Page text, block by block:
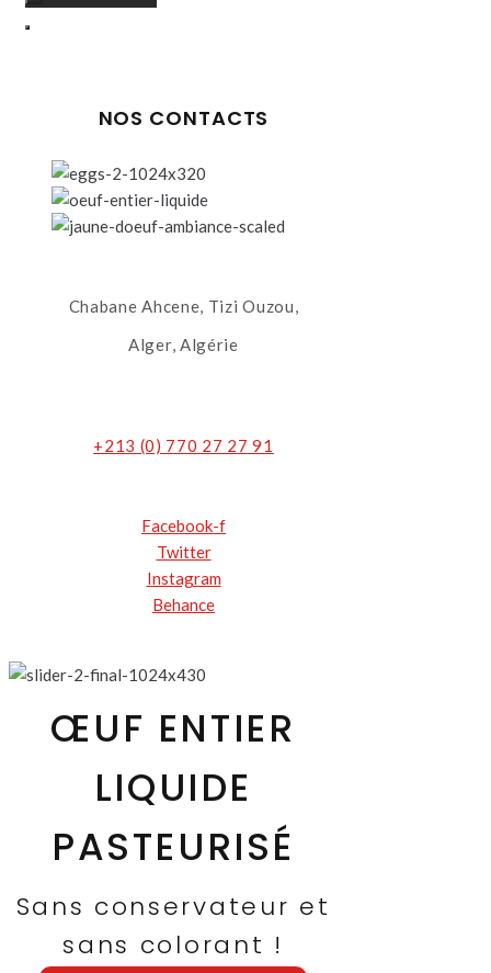
NOS CONTACTS
Chabane Ahcene, Tizi Ouzou,
Alger, Algérie
+213 (0) 770 27 27 91
Facebook-f
Twitter
Instagram
Behance
ŒUF ENTIER
LIQUIDE
PASTEURISÉ
Sans conservateur et
sans colorant !